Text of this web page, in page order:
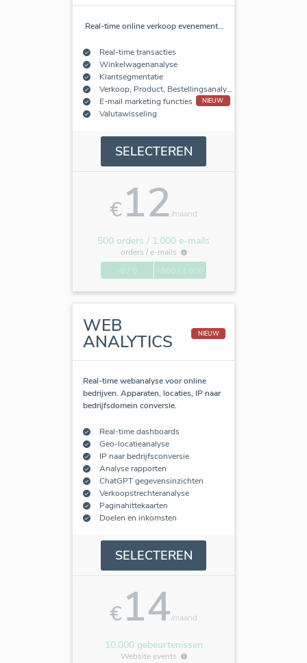
Real-time online verkoop evenement…
Real-time transacties
Winkelwagenanalyse
Klantsegmentatie
Verkoop, Product, Bestellingsanalyse
E-mail marketing functies
NIEUW
Valutawisseling
SELECTEREN
€12/maand
500 orders / 1.000 e-mails
orders /e-mails
WEB
ANALYTICS NIEUW
Real-time webanalyse voor online
bedrijven. Apparaten, locaties, IP naar
bedrijfsdomein conversie.
Real-time dashboards
Geo-locatieanalyse
IP naar bedrijfsconversie
Analyse rapporten
ChatGPT gegevensinzichten
Verkoopstrechteranalyse
Paginahittekaarten
Doelen en inkomsten
SELECTEREN
€14/maand
10.000 gebeurtenissen
Website events